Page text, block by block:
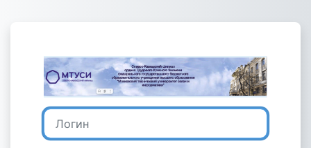
Зайти на
Логин